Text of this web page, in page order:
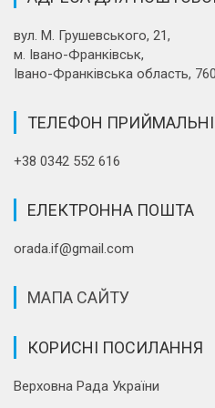
вул. М. Грушевського, 21,
м. Івано-Франківськ,
Івано-Франківська область,
ТЕЛЕФОН ПРИЙМАЛЬНІ
+38 0342 552 616
ЕЛЕКТРОННА ПОШТА
orada.if@gmail.com
МАПА САЙТУ
КОРИСНІ ПОСИЛАННЯ
Верховна Рада України